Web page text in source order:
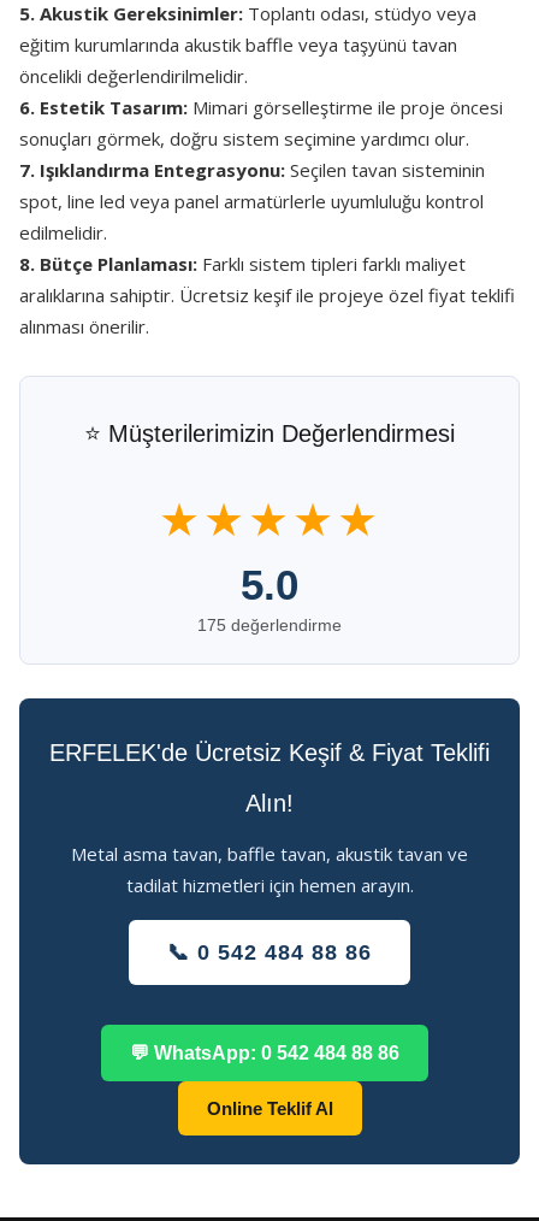
5. Akustik Gereksinimler: Toplantı odası, stüdyo veya
eğitim kurumlarında akustik baffle veya taşyünü tavan
öncelikli değerlendirilmelidir.
6. Estetik Tasarım: Mimari görselleştirme ile proje öncesi
sonuçları görmek, doğru sistem seçimine yardımcı olur.
7. Işıklandırma Entegrasyonu: Seçilen tavan sisteminin
spot, line led veya panel armatürlerle uyumluluğu kontrol
edilmelidir.
8. Bütçe Planlaması: Farklı sistem tipleri farklı maliyet
aralıklarına sahiptir. Ücretsiz keşif ile projeye özel fiyat teklifi
alınması önerilir.
⭐ Müşterilerimizin Değerlendirmesi
★★★★★
5.0
175 değerlendirme
ERFELEK'de Ücretsiz Keşif & Fiyat Teklifi
Alın!
Metal asma tavan, baffle tavan, akustik tavan ve
tadilat hizmetleri için hemen arayın.
📞 0 542 484 88 86
💬 WhatsApp: 0 542 484 88 86
Online Teklif Al